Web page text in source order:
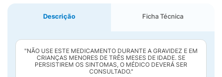
Descrição Ficha Técnica
"NÃO USE ESTE MEDICAMENTO DURANTE A GRAVIDEZ E EM
CRIANÇAS MENORES DE TRÊS MESES DE IDADE. SE
PERSISTIREM OS SINTOMAS, O MÉDICO DEVERÁ SER
CONSULTADO."